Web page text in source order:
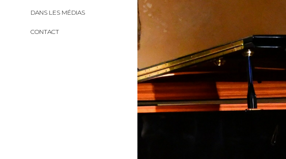
DANS LES MÉDIAS
CONTACT